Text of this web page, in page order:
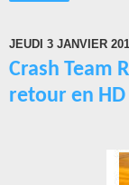
JEUDI 3 JANVIER
Crash Team
retour en HD